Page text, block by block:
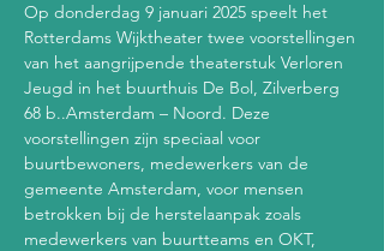
Op donderdag 9 januari 2025 speelt het
Rotterdams Wijktheater twee voorstellingen
van het aangrijpende theaterstuk Verloren
Jeugd in het buurthuis De Bol, Zilverberg
68 b..Amsterdam – Noord. Deze
voorstellingen zijn speciaal voor
buurtbewoners, medewerkers van de
gemeente Amsterdam, voor mensen
betrokken bij de herstelaanpak zoals
medewerkers van buurtteams en OKT,